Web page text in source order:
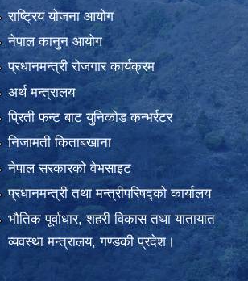
राष्ट्रिय योजना आयोग
नेपाल कानुन आयोग
प्रधानमन्त्री रोजगार कार्यक्रम
अर्थ मन्त्रालय
प्रिती फन्ट बाट युनिकोड कन्भर्रटर
निजामती किताबखाना
नेपाल सरकारको वेभसाइट
प्रधानमन्त्री तथा मन्त्रीपरिषद्को कार्यालय
भौतिक पूर्वाधार, शहरी विकास तथा यातायात
व्यवस्था मन्त्रालय, गण्डकी प्रदेश।